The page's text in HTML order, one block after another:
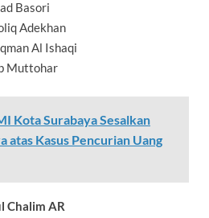
Basori
Adekhan
Al Ishaqi
Muttohar
Kota Surabaya Sesalkan
atas Kasus Pencurian Uang
Chalim AR